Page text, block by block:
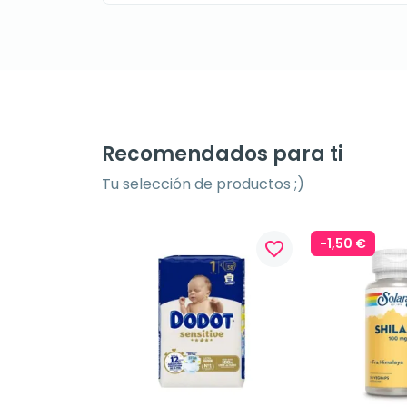
Recomendados para ti
Tu selección de productos ;)
favorite_border -1,50 €